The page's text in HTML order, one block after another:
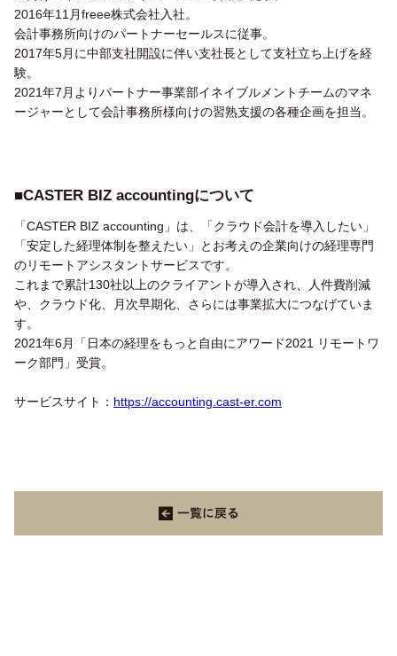
2016年11月freee株式会社入社。
会計事務所向けのパートナーセールスに従事。
2017年5月に中部支社開設に伴い支社長として支社立ち上げを経
験。
2021年7月よりパートナー事業部イネイブルメントチームのマネ
ージャーとして会計事務所様向けの習熟支援の各種企画を担当。
■CASTER BIZ accountingについて
「CASTER BIZ accounting」は、「クラウド会計を導入したい」
「安定した経理体制を整えたい」とお考えの企業向けの経理専門
のリモートアシスタントサービスです。
これまで累計130社以上のクライアントが導入され、人件費削減
や、クラウド化、月次早期化、さらには事業拡大につなげていま
す。
2021年6月「日本の経理をもっと自由にアワード2021 リモートワ
ーク部門」受賞。
サービスサイト： https://accounting.cast-er.com
一覧に戻る